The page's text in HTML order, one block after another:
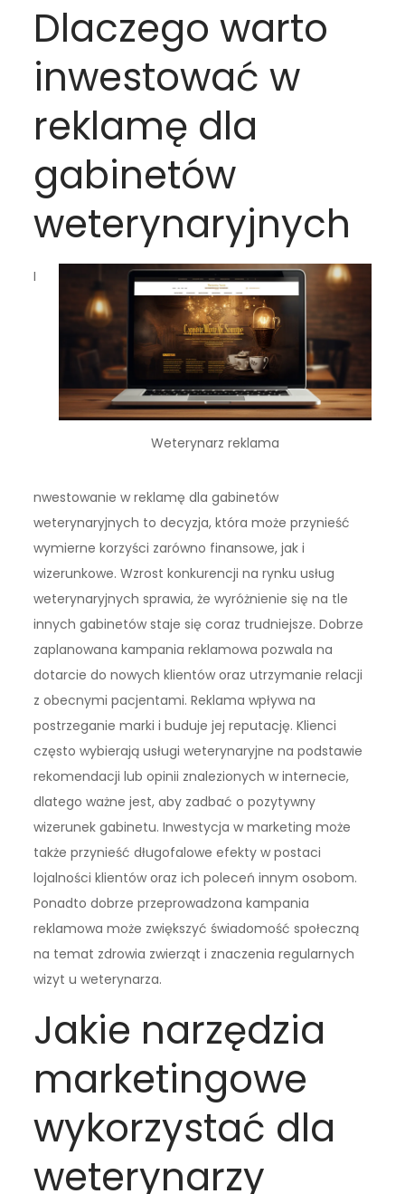
Dlaczego warto
inwestować w
reklamę dla
gabinetów
weterynaryjnych
Weterynarz reklama
I
nwestowanie w reklamę dla gabinetów
weterynaryjnych to decyzja, która może przynieść
wymierne korzyści zarówno finansowe, jak i
wizerunkowe. Wzrost konkurencji na rynku usług
weterynaryjnych sprawia, że wyróżnienie się na tle
innych gabinetów staje się coraz trudniejsze. Dobrze
zaplanowana kampania reklamowa pozwala na
dotarcie do nowych klientów oraz utrzymanie relacji
z obecnymi pacjentami. Reklama wpływa na
postrzeganie marki i buduje jej reputację. Klienci
często wybierają usługi weterynaryjne na podstawie
rekomendacji lub opinii znalezionych w internecie,
dlatego ważne jest, aby zadbać o pozytywny
wizerunek gabinetu. Inwestycja w marketing może
także przynieść długofalowe efekty w postaci
lojalności klientów oraz ich poleceń innym osobom.
Ponadto dobrze przeprowadzona kampania
reklamowa może zwiększyć świadomość społeczną
na temat zdrowia zwierząt i znaczenia regularnych
wizyt u weterynarza.
Jakie narzędzia
marketingowe
wykorzystać dla
weterynarzy